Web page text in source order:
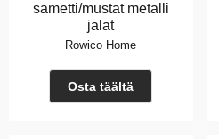
sametti/mustat metalli
jalat
Rowico Home
Osta täältä